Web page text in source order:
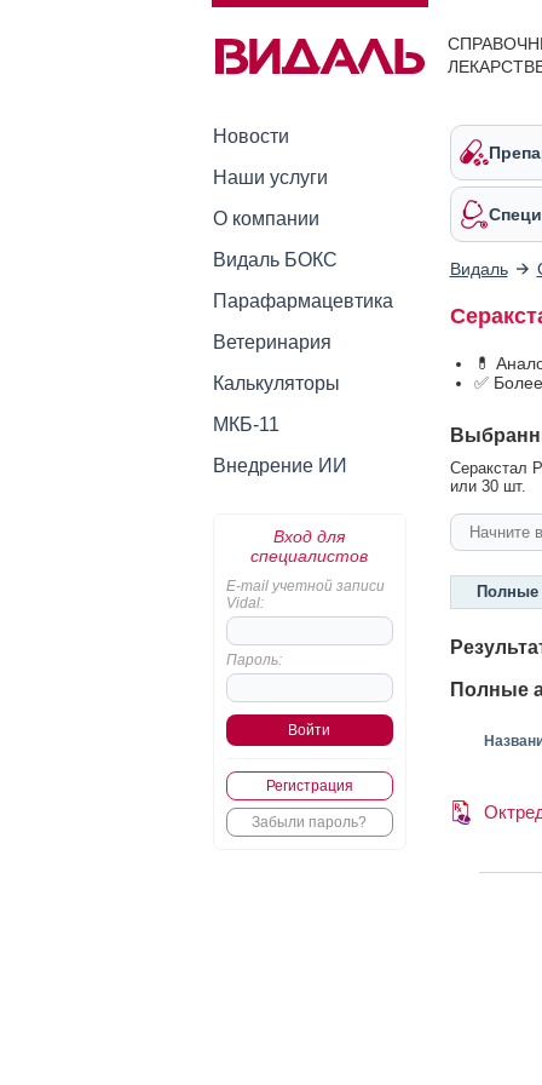
Новости
Наши услуги
О компании
Видаль БОКС
Парафармацевтика
Ветеринария
Калькуляторы
МКБ-11
Внедрение ИИ
Вход для
специалистов
E-mail учетной записи
Vidal:
Пароль:
Регистрация
Забыли пароль?
Видаль
💊
✅
Серакстал
или 30 шт.
Полные
Полные